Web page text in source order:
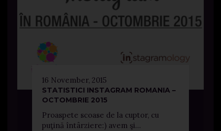
16 November, 2015
STATISTICI INSTAGRAM ROMANIA –
OCTOMBRIE 2015
Proaspete scoase de la cuptor, cu
puţină întârziere:) avem şi...